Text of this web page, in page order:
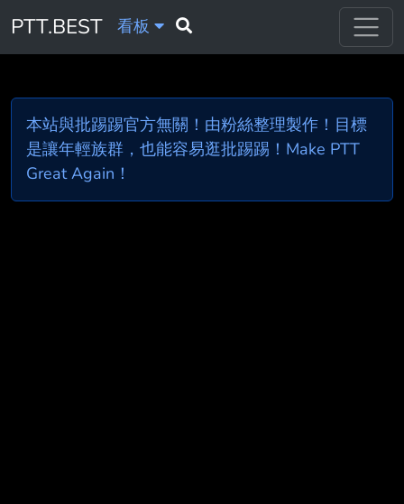
PTT.BEST 看板
本站與批踢踢官方無關！由粉絲整理製作！目標
是讓年輕族群，也能容易逛批踢踢！Make PTT
Great Again！